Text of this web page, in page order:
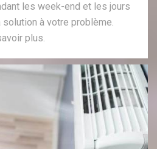
les week-end et les jours
à votre problème.
plus.